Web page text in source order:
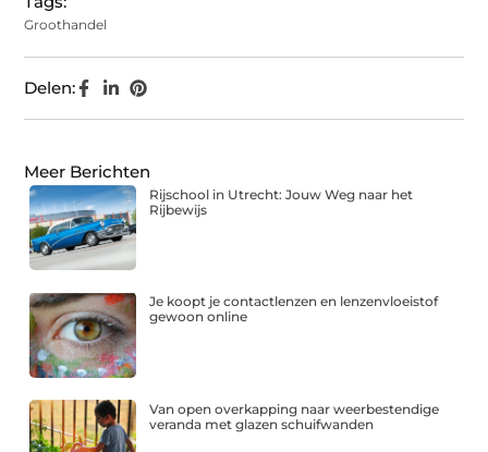
Groothandel
Delen:
Meer Berichten
Rijschool in Utrecht: Jouw Weg naar het
Rijbewijs
Je koopt je contactlenzen en lenzenvloeistof
gewoon online
Van open overkapping naar weerbestendige
veranda met glazen schuifwanden